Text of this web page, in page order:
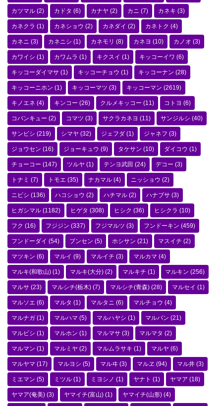
カツマル (2) カドタ (6) カナヤ (2) カニ (7) カネキ (3)
カネクラ (1) カネショウ (2) カネダイ (2) カネトク (4)
カネニ (3) カネニシ (1) カネモリ (8) カネヨ (10) カノオ (3)
カワイシ (1) カワムラ (1) キクスイ (1) キッコーイワ (6)
キッコーダイマサ (1) キッコーチョウ (1) キッコーナン (28)
キッコーニホン (1) キッコーマツ (3) キッコーマン (2619)
キノエネ (4) キンコー (26) クルメキッコー (11) コトヨ (6)
コバンキュー (2) コマツ (3) サクラカネヨ (11) サンジルシ (40)
サンビシ (219) シマヤ (32) ジェフダ (1) ジャネフ (3)
ジョウセン (16) ジョーキュウ (9) タケサン (10) ダイコウ (1)
チョーコー (147) ツルヤ (1) テンヨ武田 (24) デコー (3)
トナミ (7) トモエ (35) ナカマル (4) ニッショウ (2)
ニビシ (136) ハコショウ (2) ハチマル (2) ハナブサ (3)
ヒガシマル (1182) ヒゲタ (308) ヒシク (36) ヒシクラ (10)
フク (16) フジジン (337) フジマルツ (3) フンドーキン (459)
フンドーダイ (54) ブンセン (5) ホシサン (21) マスイチ (2)
マツキン (6) マルイ (9) マルイチ (3) マルカマ (4)
マルキ(和歌山) (1) マルキ(大分) (2) マルキチ (1) マルキン (256)
マルサ (23) マルシチ(栃木) (7) マルシチ(青森) (28) マルセイ (1)
マルソエ (6) マルタ (1) マルタニ (6) マルチョウ (4)
マルナガ (1) マルハマ (5) マルハヤシ (1) マルバン (21)
マルビシ (1) マルホン (1) マルマサ (3) マルマタ (2)
マルマン (1) マルミヤ (2) マルムラサキ (1) マルヤ (6)
マルヤマ (17) マルヨシ (5) マルヰ (3) マルヱ (94) マル井 (3)
ミエマン (5) ミツル (1) ミヨシノ (1) ヤナト (1) ヤマア (18)
ヤマア(奄美) (3) ヤマイチ(富山) (1) ヤマイチ(山形) (4)